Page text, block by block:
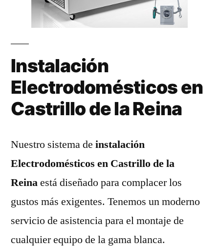
Instalación
Electrodomésticos en
Castrillo de la Reina
Nuestro sistema de instalación
Electrodomésticos en Castrillo de la
Reinaestá diseñado para complacer los
gustos más exigentes. Tenemos un moderno
servicio de asistencia para el montaje de
cualquier equipo de la gama blanca.